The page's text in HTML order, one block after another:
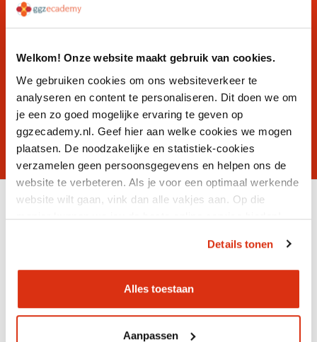
Welkom! Onze website maakt gebruik van cookies.
We gebruiken cookies om ons websiteverkeer te
analyseren en content te personaliseren. Dit doen we om
je een zo goed mogelijke ervaring te geven op
ggzecademy.nl. Geef hier aan welke cookies we mogen
plaatsen. De noodzakelijke en statistiek-cookies
verzamelen geen persoonsgegevens en helpen ons de
website te verbeteren. Als je voor een optimaal werkende
website wilt gaan, vink dan alle vakjes aan. Op die
manier kunnen we jou de beste online service bieden!
Details tonen
Alles toestaan
Aanpassen
Lees ons verhaal en kom er
jouw ideale werkgever is
Ons verhaal
Geneesmiddelen en somatiek